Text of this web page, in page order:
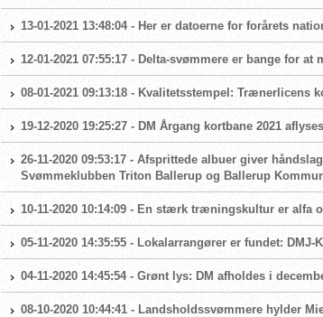
13-01-2021 13:48:04 - Her er datoerne for forårets
12-01-2021 07:55:17 - Delta-svømmere er bange for at
08-01-2021 09:13:18 - Kvalitetsstempel:
19-12-2020 19:25:27 - DM Årgang kortbane 2021 aflyses
26-11-2020 09:53:17 - Afsprittede albuer giver
Svømmeklubben Triton Ballerup og Ballerup
10-11-2020 10:14:09 - En stærk træningskultur er alfa
05-11-2020 14:35:55 - Lokalarrangører er fundet:
04-11-2020 14:45:54 - Grønt lys: DM afholdes i
08-10-2020 10:44:41 - Landsholdssvømmere hylder